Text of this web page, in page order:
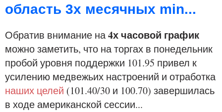
область 3х месячных min...
Обратив внимание на4х часовой график
можно заметить, что на торгах в понедельник
пробой уровня поддержки 101.95 привел к
усилению медвежьих настроений и отработка
наших целей (101.40/30 и 100.70) завершилась
в ходе американской сессии...